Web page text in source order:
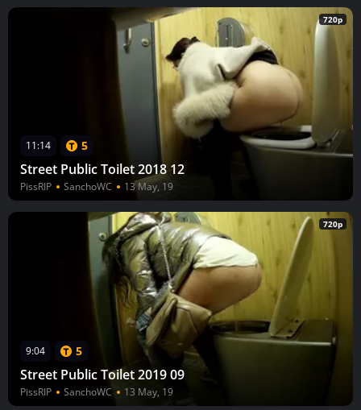
720p
11:14 5
Street Public Toilet 2018 12
PissRIP SanchoWC 13 May, 19
720p
9:04 5
Street Public Toilet 2019 09
PissRIP SanchoWC 13 May, 19